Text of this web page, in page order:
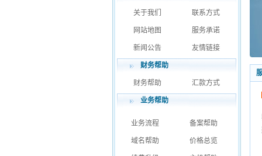
关于我们 联系方式
网站地图 服务承诺
新闻公告 友情链接
财务帮助
财务帮助 汇款方式
业务帮助
业务流程 备案帮助
域名帮助 价格总览